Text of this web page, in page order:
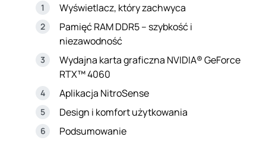
Wyświetlacz, który zachwyca
Pamięć RAM DDR5 – szybkość i
niezawodność
Wydajna karta graficzna NVIDIA® GeForce
RTX™ 4060
Aplikacja NitroSense
Design i komfort użytkowania
Podsumowanie